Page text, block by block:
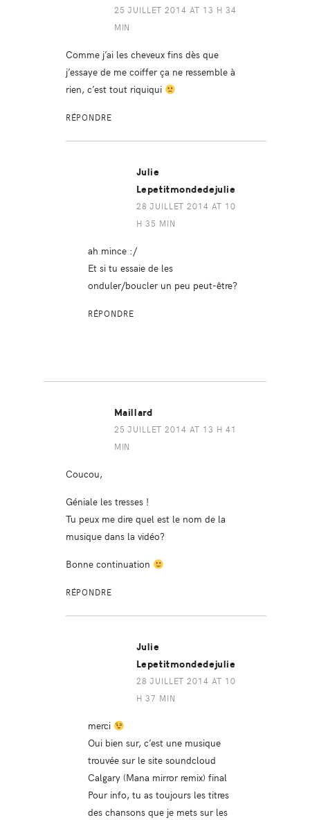
25 JUILLET 2014 AT 13 H 34
MIN
Comme j’ai les cheveux fins dès que
j’essaye de me coiffer ça ne ressemble à
rien, c’est tout riquiqui
RÉPONDRE
Julie
Lepetitmondedejulie
28 JUILLET 2014 AT 10
H 35 MIN
ah mince :/
Et si tu essaie de les
onduler/boucler un peu peut-être?
RÉPONDRE
Maillard
25 JUILLET 2014 AT 13 H 41
MIN
Coucou,
Géniale les tresses !
Tu peux me dire quel est le nom de la
musique dans la vidéo?
Bonne continuation
RÉPONDRE
Julie
Lepetitmondedejulie
28 JUILLET 2014 AT 10
H 37 MIN
merci
Oui bien sur, c’est une musique
trouvée sur le site soundcloud
Calgary (Mana mirror remix) final
Pour info, tu as toujours les titres
des chansons que je mets sur les